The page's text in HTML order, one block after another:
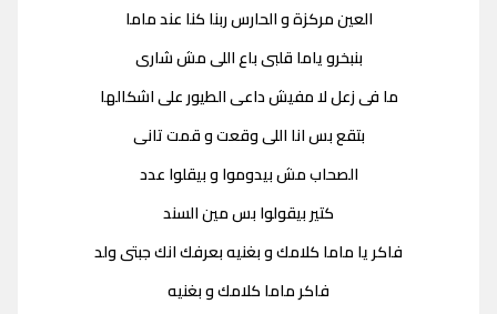
العين مركزة و الحارس ربنا كنا عند ماما
بنبخرو ياما قلبى باع اللى مش شارى
ما فى زعل لا مفيش داعى الطيور على اشكالها
بتقع بس انا اللى وقعت و قمت تانى
الصحاب مش بيدوموا و بيقلوا عدد
كتير بيقولوا بس مين السند
فاكر يا ماما كلامك و بغنيه بعرفك انك جبتى ولد
فاكر ماما كلامك و بغنيه